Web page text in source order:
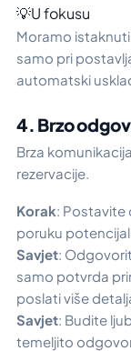
💡U fokusu
Moramo istaknuti
samo pri
automatski
4. Brzo
Brza
rezervacije.
Korak: Postavite
poruku
Savjet:
samo potvrda
poslati više
Savjet: Budite
temeljito